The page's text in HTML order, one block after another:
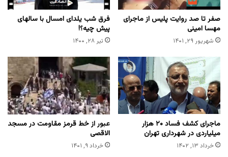
صفر تا صد روایت پلیس از ماجرای
مهسا امینی
شهریور ۲۹, ۱۴۰۱
فرق شب یلدای امسال با سالهای
پیش چیه؟!
تیر ۲۸, ۱۴۰۰
ماجرای کشف فساد ۲۰ هزار
میلیاردی در شهرداری تهران
خرداد ۱۳, ۱۴۰۲
عبور از خط قرمز مقاومت در مسجد
الاقصی
خرداد ۹, ۱۴۰۱